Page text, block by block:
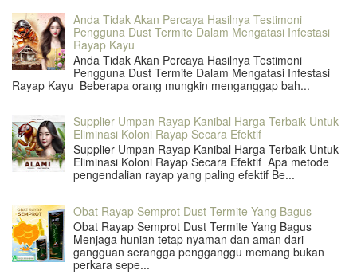
Anda Tidak Akan Percaya Hasilnya Testimoni
Pengguna Dust Termite Dalam Mengatasi Infestasi
Rayap Kayu
Anda Tidak Akan Percaya Hasilnya Testimoni
Pengguna Dust Termite Dalam Mengatasi Infestasi
Rayap Kayu Beberapa orang mungkin menganggap bah...
Supplier Umpan Rayap Kanibal Harga Terbaik Untuk
Eliminasi Koloni Rayap Secara Efektif
Supplier Umpan Rayap Kanibal Harga Terbaik Untuk
Eliminasi Koloni Rayap Secara Efektif Apa metode
pengendalian rayap yang paling efektif Be...
Obat Rayap Semprot Dust Termite Yang Bagus
Obat Rayap Semprot Dust Termite Yang Bagus
Menjaga hunian tetap nyaman dan aman dari
gangguan serangga pengganggu memang bukan
perkara sepe...